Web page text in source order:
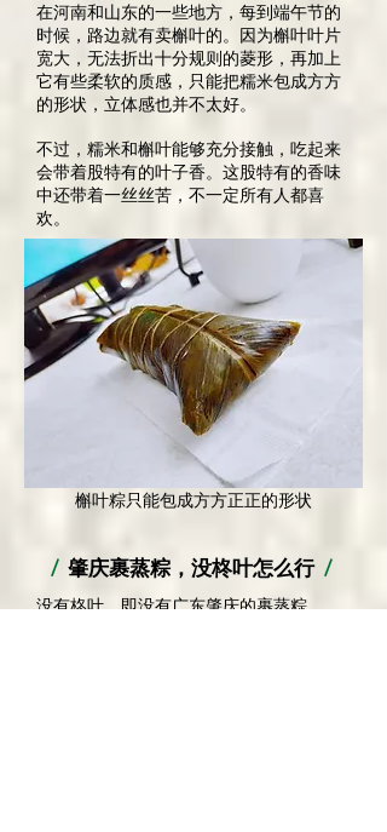
在河南和山东的一些地方，每到端午节的
时候，路边就有卖槲叶的。因为槲叶叶片
宽大，无法折出十分规则的菱形，再加上
它有些柔软的质感，只能把糯米包成方方
的形状，立体感也并不太好。
不过，糯米和槲叶能够充分接触，吃起来
会带着股特有的叶子香。这股特有的香味
中还带着一丝丝苦，不一定所有人都喜
欢。
槲叶粽只能包成方方正正的形状
/肇庆裹蒸粽，没柊叶怎么行 /
没有柊叶，即没有广东肇庆的裹蒸粽。